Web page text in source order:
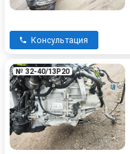
Консультация
№ 32-40/13P20